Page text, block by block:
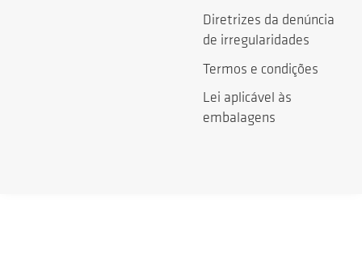
Diretrizes da denúncia
de irregularidades
Termos e condições
Lei aplicável às
embalagens